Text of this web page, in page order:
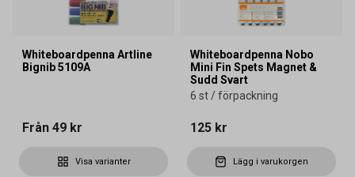
Whiteboardpenna Artline
Bignib 5109A
Från 49 kr
Visa varianter
Whiteboardpenna Nobo
Mini Fin Spets Magnet &
Sudd Svart
6 st / förpackning
125 kr
Lägg i varukorgen